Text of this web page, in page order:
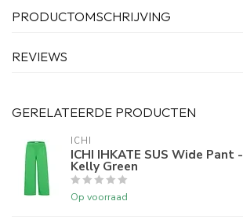
PRODUCTOMSCHRIJVING
REVIEWS
GERELATEERDE PRODUCTEN
ICHI
ICHI IHKATE SUS Wide Pant -
Kelly Green
Op voorraad